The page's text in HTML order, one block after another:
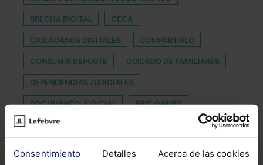
Consentimiento Detalles Acerca de las cookies
BRECHA DIGITAL CECA
CIUDADANOS DIGITALES COMPARTIRLO
CONSUMIR DEPORTE CUIDADO DE FAMILIARES
DEPENDENCIAS JUDICIALES
DOCUMENTO JUDICIAL EPIC GAMES
EXAMEN DE ACCESO A LA ABOGACÍA